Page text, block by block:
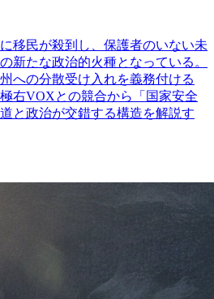
移民が殺到し、保護者のいない未
新たな政治的火種となっている。
への分散受け入れを義務付ける
右VOXとの競合から「国家安全
と政治が交錯する構造を解説す